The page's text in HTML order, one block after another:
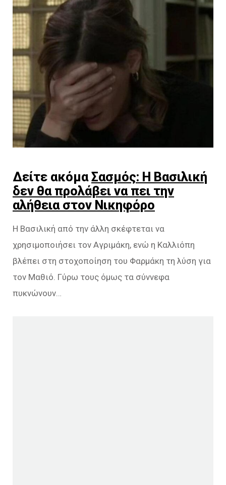
Δείτε ακόμαΣασμός: Η Βασιλική
δεν θα προλάβει να πει την
αλήθεια στον Νικηφόρο
Η Βασιλική από την άλλη σκέφτεται να
χρησιμοποιήσει τον Αγριμάκη, ενώ η Καλλιόπη
βλέπει στη στοχοποίηση του Φαρμάκη τη λύση για
τον Μαθιό. Γύρω τους όμως τα σύννεφα
πυκνώνουν…